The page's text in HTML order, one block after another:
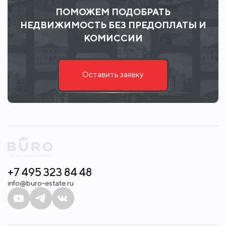
ПОМОЖЕМ ПОДОБРАТЬ
НЕДВИЖИМОСТЬ БЕЗ ПРЕДОПЛАТЫ И
КОМИССИИ
Оставить заявку
+7 495 323 84 48
info@buro-estate.ru